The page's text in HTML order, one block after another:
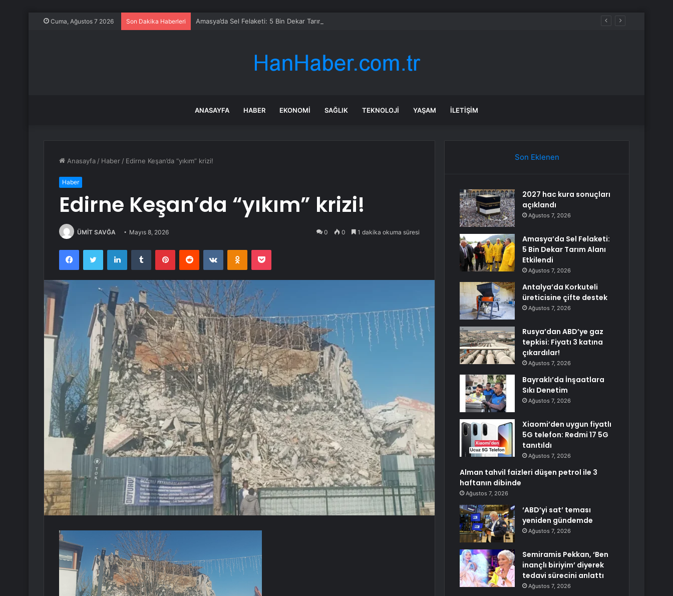
Cuma, Ağustos 7 2026 Son Dakika Haberleri Amasya’da Sel Felaketi: 5 Bin Dekar Tarım Alanı Etkilendi
ANASAYFA HABER EKONOMI SAĞLIK TEKNOLOJI YAŞAM İLETIŞIM
Anasayfa / Haber / Edirne Keşan’da “yıkım” krizi!
Haber
Edirne Keşan’da “yıkım” krizi!
ÜMİT SAVĞA Mayıs 8, 2026 0 0 1 dakika okuma süresi
FacebookTwitter LinkedInTumblr PinterestReddit VKontakteOdnoklassniki
Pocket
Son Eklenen
2027 hac kura sonuçları
açıklandı
Ağustos 7, 2026
Amasya’da Sel Felaketi:
5 Bin Dekar Tarım Alanı
Etkilendi
Ağustos 7, 2026
Antalya’da Korkuteli
üreticisine çifte destek
Ağustos 7, 2026
Rusya’dan ABD’ye gaz
tepkisi: Fiyatı 3 katına
çıkardılar!
Ağustos 7, 2026
Bayraklı’da İnşaatlara
Sıkı Denetim
Ağustos 7, 2026
Xiaomi’den uygun fiyatlı
5G telefon: Redmi 17 5G
tanıtıldı
Ağustos 7, 2026
Alman tahvil faizleri düşen petrol ile 3
haftanın dibinde
Ağustos 7, 2026
‘ABD’yi sat’ teması
yeniden gündemde
Ağustos 7, 2026
Semiramis Pekkan, ‘Ben
inançlı biriyim’ diyerek
tedavi sürecini anlattı
Ağustos 7, 2026